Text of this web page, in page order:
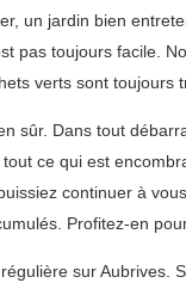
un jardin bien
pas toujours
verts sont
Dans tout
ce qui est
continuer à
Profitez-en
sur